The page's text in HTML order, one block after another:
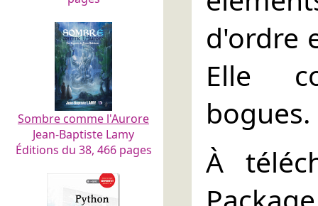
Sombre comme l'Aurore
Jean-Baptiste Lamy
Éditions du 38, 466 pages
d'ordre
Elle
bogues.
À